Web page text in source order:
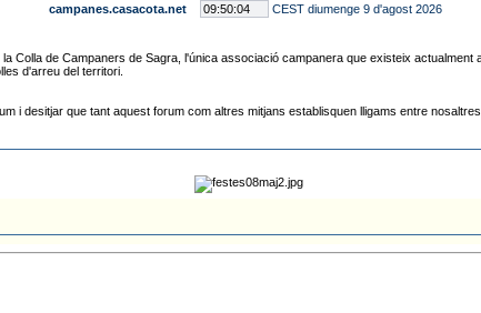
campanes.casacota.net CEST diumenge 9 d'agost 2026
Colla de Campaners de Sagra, l'única associació campanera que existeix
d'arreu del territori.
i desitjar que tant aquest forum com altres mitjans establisquen lligams entre nosaltres.